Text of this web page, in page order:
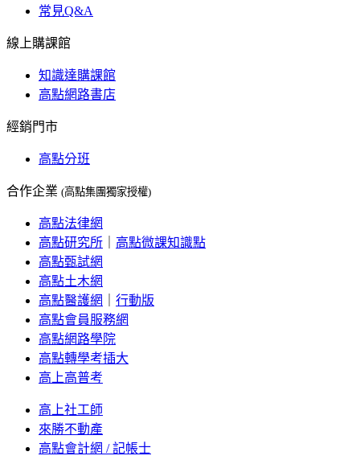
常見Q&A
線上購課館
知識達購課館
高點網路書店
經銷門市
高點分班
合作企業 (高點集團獨家授權)
高點法律網
高點研究所
高點微課知識點
高點甄試網
高點土木網
高點醫護網
行動版
高點會員服務網
高點網路學院
高點轉學考插大
高上高普考
高上社工師
來勝不動產
高點會計網 / 記帳士